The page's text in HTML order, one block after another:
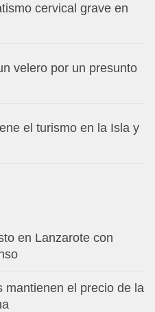
cervical grave en
velero por un presunto
el turismo en la Isla y
en Lanzarote con
mantienen el precio de la